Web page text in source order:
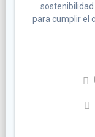
para cumplir el